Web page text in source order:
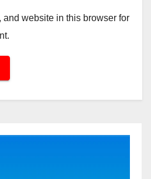
and website in this browser for